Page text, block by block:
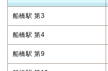
船橋駅 第3
船橋駅 第4
船橋駅 第9